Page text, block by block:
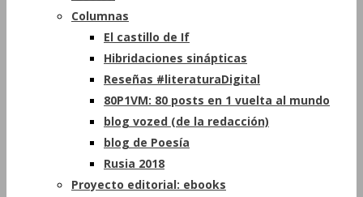
Columnas
El castillo de If
Hibridaciones sinápticas
Reseñas #literaturaDigital
80P1VM: 80 posts en 1 vuelta al mundo
blog vozed (de la redacción)
blog de Poesía
Rusia 2018
Proyecto editorial: ebooks